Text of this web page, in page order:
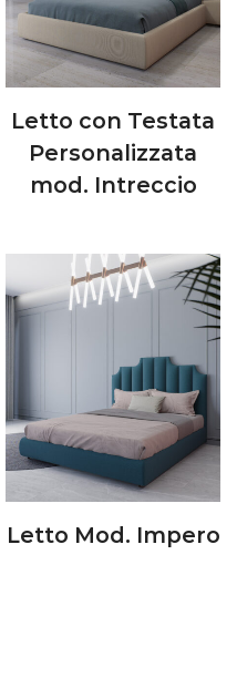
Letto con Testata
Personalizzata
mod. Intreccio
Letto Mod. Impero